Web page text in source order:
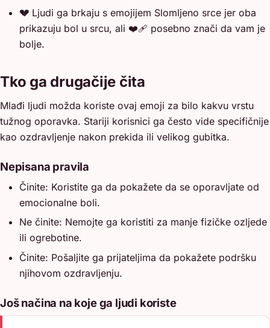
💔 Ljudi ga brkaju s emojijem Slomljeno srce jer oba
prikazuju bol u srcu, ali ❤️‍🩹 posebno znači da vam je
bolje.
Tko ga drugačije čita
Mlađi ljudi možda koriste ovaj emoji za bilo kakvu vrstu
tužnog oporavka. Stariji korisnici ga često vide specifičnije
kao ozdravljenje nakon prekida ili velikog gubitka.
Nepisana pravila
Činite: Koristite ga da pokažete da se oporavljate od
emocionalne boli.
Ne činite: Nemojte ga koristiti za manje fizičke ozljede
ili ogrebotine.
Činite: Pošaljite ga prijateljima da pokažete podršku
njihovom ozdravljenju.
Još načina na koje ga ljudi koriste